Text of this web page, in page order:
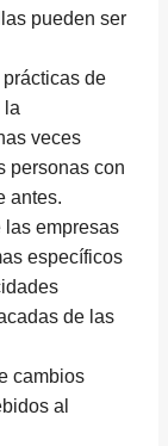
pueden ser
de
la
veces
personas con
antes.
las empresas
específicos
de las
cambios
al